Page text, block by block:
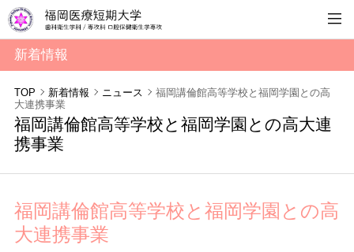
新着情報
TOP 新着情報 ニュース
福岡講倫館高等学校と福岡学園との高
大連携事業
福岡講倫館高等学校と福岡学園との高大連
携事業
福岡講倫館高等学校と福岡学園との高
大連携事業